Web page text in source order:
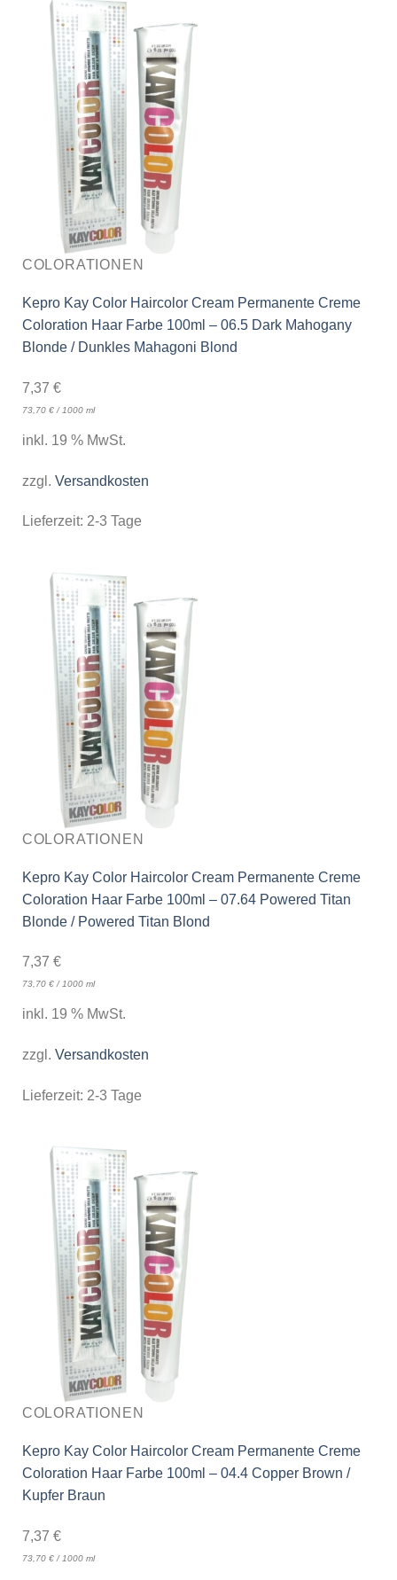
COLORATIONEN
Kepro Kay Color Haircolor Cream Permanente Creme
Coloration Haar Farbe 100ml – 06.5 Dark Mahogany
Blonde / Dunkles Mahagoni Blond
7,37 €
73,70 €/ 1000 ml
inkl. 19 % MwSt.
zzgl. Versandkosten
Lieferzeit: 2-3 Tage
COLORATIONEN
Kepro Kay Color Haircolor Cream Permanente Creme
Coloration Haar Farbe 100ml – 07.64 Powered Titan
Blonde / Powered Titan Blond
7,37 €
73,70 €/1000 ml
inkl. 19 % MwSt.
zzgl. Versandkosten
Lieferzeit: 2-3 Tage
COLORATIONEN
Kepro Kay Color Haircolor Cream Permanente Creme
Coloration Haar Farbe 100ml – 04.4 Copper Brown /
Kupfer Braun
7,37 €
73,70 €/ 1000 ml